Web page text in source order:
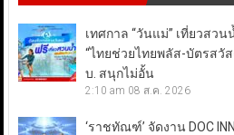
เทศกาล “วันแม่” เที่ยวสว
“ไทยช่วยไทยพลัส-บัตรสวัส
บ. สนุกไม่อั้น
2:10 am 08 ส.ค. 2026
‘ราชทัณฑ์’ จัดงาน DOC